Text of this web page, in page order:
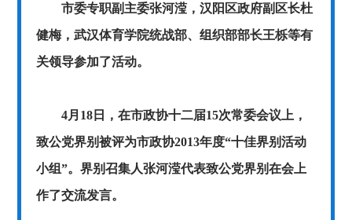
市委专职副主委张河滢，汉阳区政府副区长杜
健梅，武汉体育学院统战部、组织部部长王栎等有
关领导参加了活动。
4月18日，在市政协十二届15次常委会议上，
致公党界别被评为市政协2013年度“十佳界别活动
小组”。界别召集人张河滢代表致公党界别在会上
作了交流发言。